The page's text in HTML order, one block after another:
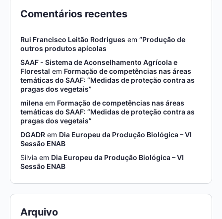
Comentários recentes
Rui Francisco Leitão Rodrigues em “Produção de
outros produtos apícolas
SAAF - Sistema de Aconselhamento Agrícola e
Florestal em Formação de competências nas áreas
temáticas do SAAF: “Medidas de proteção contra as
pragas dos vegetais”
milena em Formação de competências nas áreas
temáticas do SAAF: “Medidas de proteção contra as
pragas dos vegetais”
DGADR em Dia Europeu da Produção Biológica – VI
Sessão ENAB
Silvia em Dia Europeu da Produção Biológica – VI
Sessão ENAB
Arquivo